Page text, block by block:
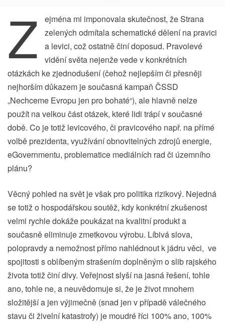
Z
ejména mi imponovala skutečnost, že Strana
zelených odmítala schematické dělení na pravici
a levici, což ostatně činí doposud. Pravolevé
vidění světa nejenže vede v konkrétních
otázkách ke zjednodušení (čehož nejlepším či přesněji
nejhorším důkazem je současná kampaň ČSSD
„Nechceme Evropu jen pro bohaté“), ale hlavně nelze
použít na velkou část otázek, které lidi trápí v současné
době. Co je totiž levicového, či pravicového např. na přímé
volbě prezidenta, využívání obnovitelných zdrojů energie,
eGovernmentu, problematice mediálních rad či územního
plánu?
Věcný pohled na svět je však pro politika rizikový. Nejedná
se totiž o hospodářskou soutěž, kdy konkrétní zkušenost
velmi rychle dokáže poukázat na kvalitní produkt a
současně eliminuje zmetkovou výrobu. Líbivá slova,
polopravdy a nemožnost přímo nahlédnout k jádru věci, ve
spojitosti s oblíbeným strašením doplněným o slib rajského
života totiž činí divy. Veřejnost slyší na jasná řešení, tohle
ano, tohle ne, a neuvědomuje si, že je život mnohem
složitější a jen výjimečně (snad jen v případě válečného
stavu či živelní katastrofy) je moudré říci 100% ano, 100%